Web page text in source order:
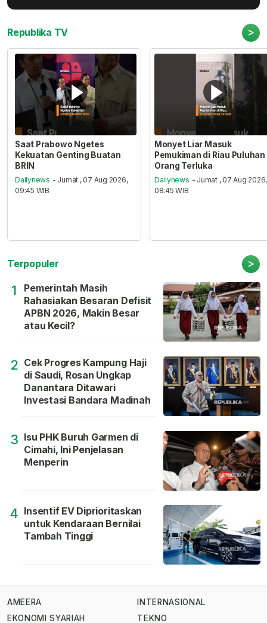
Republika TV >
Saat Prabowo Ngetes
Kekuatan Genting Buatan
BRIN
Dailynews - Jumat , 07 Aug 2026,
09:45 WIB
Monyet Liar Masuk
Pemukiman di Riau Puluhan
Orang Terluka
Dailynews - Jumat , 07 Aug 2026,
08:45 WIB
Terpopuler >
1
Pemerintah Masih
Rahasiakan Besaran Defisit
APBN 2026, Makin Besar
atau Kecil?
2 Cek Progres Kampung Haji
di Saudi, Rosan Ungkap
Danantara Ditawari
Investasi Bandara Madinah
3 Isu PHK Buruh Garmen di
Cimahi, Ini Penjelasan
Menperin
4 Insentif EV Diprioritaskan
untuk Kendaraan Bernilai
Tambah Tinggi
AMEERA
EKONOMI SYARIAH
INTERNASIONAL
TEKNO